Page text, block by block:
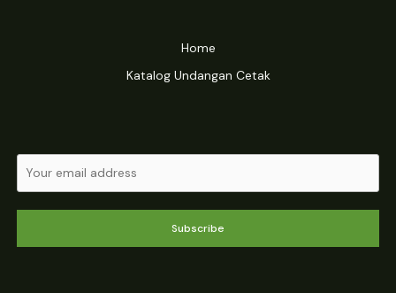
Home
Katalog Undangan Cetak
Subscribe